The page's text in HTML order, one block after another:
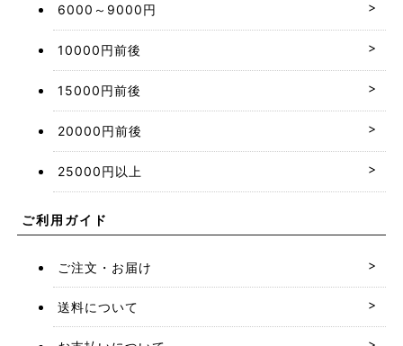
6000～9000円
10000円前後
15000円前後
20000円前後
25000円以上
ご利用ガイド
ご注文・お届け
送料について